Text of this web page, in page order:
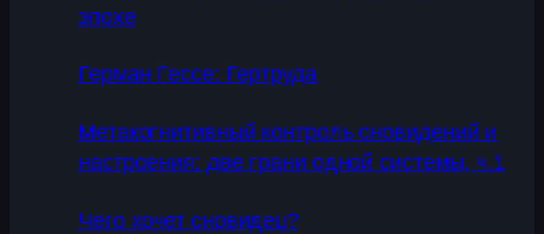
эпохе
Герман Гессе: Гертруда
Метакогнитивный контроль сновидений и
настроения: две грани одной системы, ч.1
Чего хочет сновидец?